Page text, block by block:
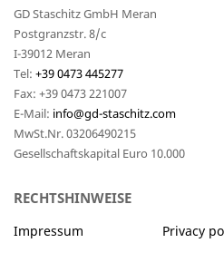
GD Staschitz GmbH Meran
Postgranzstr. 8/c
I-39012 Meran
Tel: +39 0473 445277
Fax: +39 0473 221007
E-Mail: info@gd-staschitz.com
MwSt.Nr. 03206490215
Gesellschaftskapital Euro 10.000
RECHTSHINWEISE
Impressum Privacy